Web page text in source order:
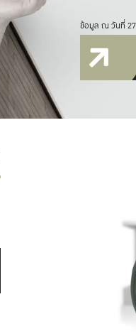
ข้อมูล ณ วันที่